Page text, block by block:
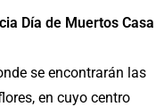
se encontrarán las
en cuyo centro